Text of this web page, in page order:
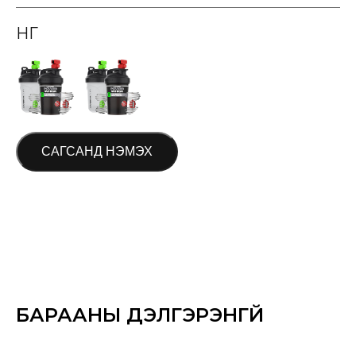
ӨНГӨ
САГСАНД НЭМЭХ
БАРААНЫ ДЭЛГЭРЭНГҮЙ